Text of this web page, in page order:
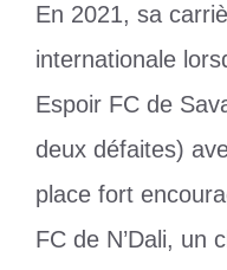
En 2021, sa
internationale
Espoir FC de
deux défaites)
place fort
FC de N’Dali, un